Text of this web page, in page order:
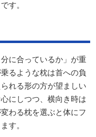
す。
に合っているか」が重
るような枕は首への負
れる形の方が望ましい
にしつつ、横向き時は
わる枕を選ぶと体にフ
す。